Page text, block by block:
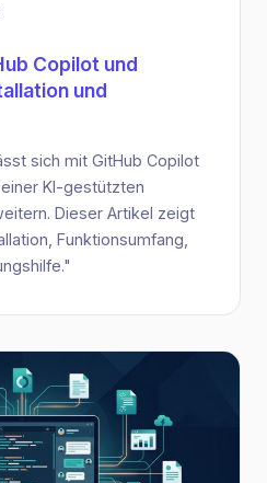
Copilot und
und
sich mit GitHub Copilot
KI-gestützten
Dieser Artikel zeigt
Funktionsumfang,